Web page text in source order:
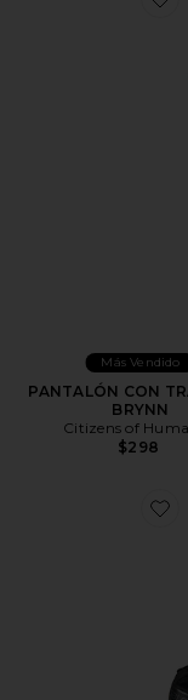
Más Vendido
PANTALÓN CON
BRYNN
Citizens of
$298